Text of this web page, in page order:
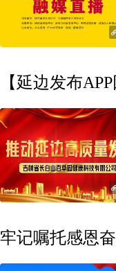
【延边发布
牢记嘱托感恩